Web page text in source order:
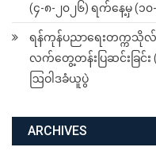
(၄-၈-၂၀၂၆) ရက်နေ့မှ (၁
ရန်ကုန်ပညာရေးတက္ကသို
လက်တွေ့တန်းပြဆင်းခြင်း
ဩဝါဒခံယူပွဲ
ARCHIVES